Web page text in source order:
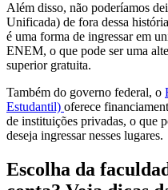
Além disso, não poderíamos
Unificada) de fora dessa
é uma forma de ingressar em
ENEM, o que pode ser uma
superior gratuita.
Também do governo federal, o
Estudantil) oferece
de instituições privadas, o que
deseja ingressar nesses lugares.
Escolha da